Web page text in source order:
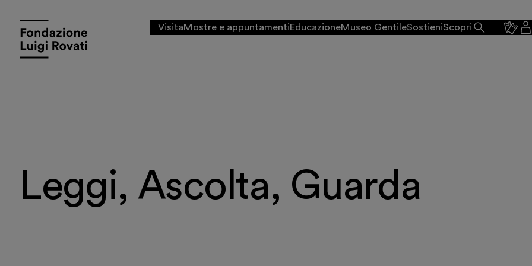
VisitaMostre e appuntamentiEducazioneMuseo GentileSostieniScopri
Leggi, Ascolta, Guarda